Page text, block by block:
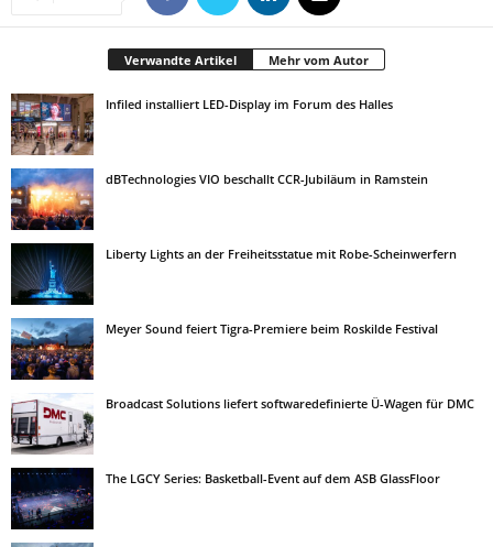
Verwandte Artikel Mehr vom Autor
Infiled installiert LED-Display im Forum des Halles
dBTechnologies VIO beschallt CCR-Jubiläum in Ramstein
Liberty Lights an der Freiheitsstatue mit Robe-Scheinwerfern
Meyer Sound feiert Tigra-Premiere beim Roskilde Festival
Broadcast Solutions liefert softwaredefinierte Ü-Wagen für DMC
The LGCY Series: Basketball-Event auf dem ASB GlassFloor